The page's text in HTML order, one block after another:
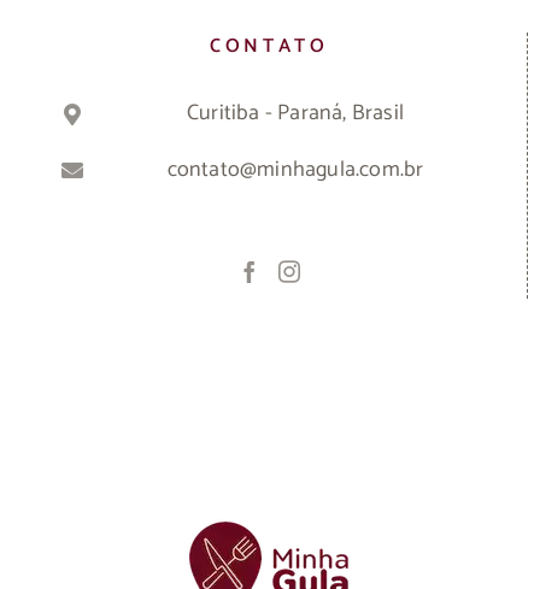
CONTATO
Curitiba - Paraná, Brasil
contato@minhagula.com.br